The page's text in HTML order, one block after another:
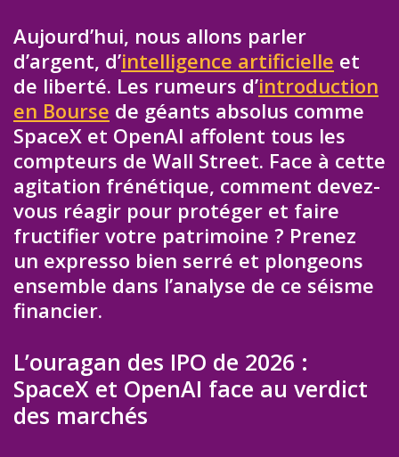
Aujourd’hui, nous allons parler
d’argent, d’intelligence artificielle et
de liberté. Les rumeurs d’introduction
en Bourse de géants absolus comme
SpaceX et OpenAI affolent tous les
compteurs de Wall Street. Face à cette
agitation frénétique, comment devez-
vous réagir pour protéger et faire
fructifier votre patrimoine ? Prenez
un expresso bien serré et plongeons
ensemble dans l’analyse de ce séisme
financier.
L’ouragan des IPO de 2026 :
SpaceX et OpenAI face au verdict
des marchés